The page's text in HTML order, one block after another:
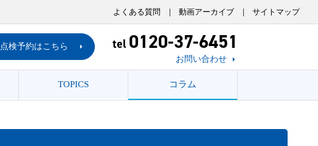
よくある質問 動画アーカイブ サイトマップ
点検予約はこちら tel 0120-37-6451
お問い合わせ
TOPICS コラム